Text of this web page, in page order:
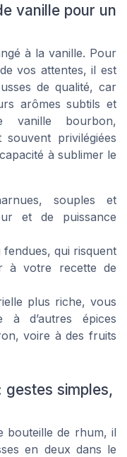
vanille pour un
à la vanille. Pour
vos attentes, il est
de qualité, car
arômes subtils et
vanille bourbon,
privilégiées
à sublimer le
souples et
et de puissance
fendues, qui risquent
à votre recette de
plus riche, vous
à d’autres épices
voire à des fruits
gestes simples,
bouteille de rhum, il
en deux dans le